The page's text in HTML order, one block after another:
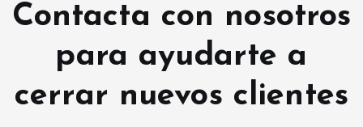
Contacta con nosotros
para ayudarte a
cerrar nuevos clientes